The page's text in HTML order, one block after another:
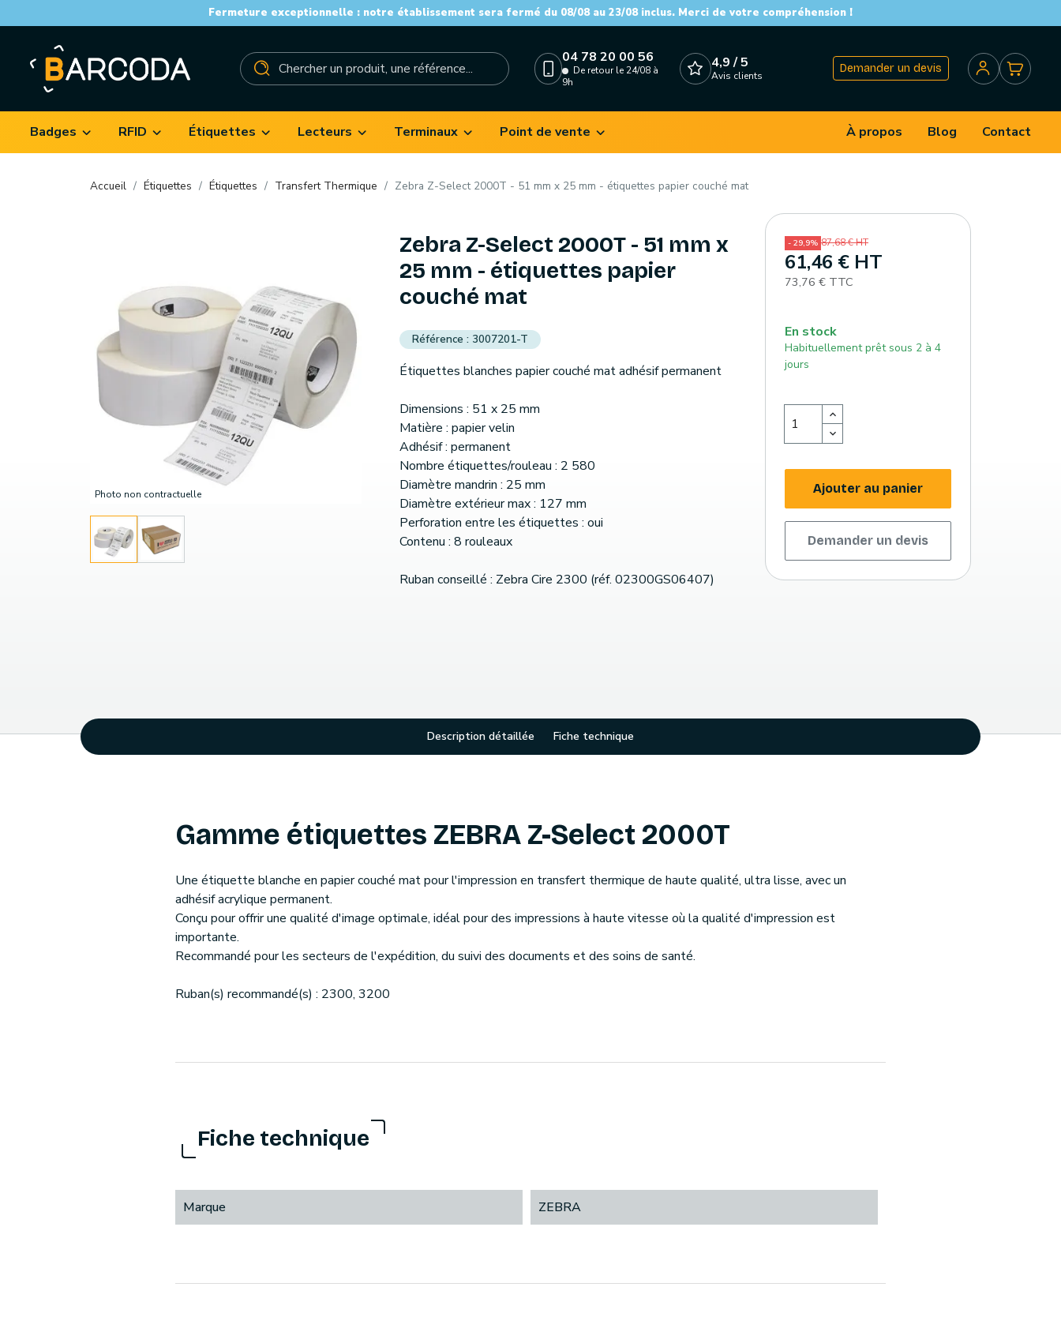
Fermeture exceptionnelle : notre établissement sera fermé du 08/08 au 23/08 inclus. Merci de votre compréhension !
04 78 20 00 56
De retour le 24/08 à
9h
4,9 / 5
Avis clients
Demander un devis
Badges RFID Étiquettes Lecteurs Terminaux Point de vente À propos Blog Contact
Accueil Étiquettes Étiquettes Transfert Thermique Zebra Z-Select 2000T - 51 mm x 25 mm - étiquettes papier couché mat
Photo non contractuelle
Zebra Z-Select 2000T - 51 mm x
25 mm - étiquettes papier
couché mat
3007201-T
Étiquettes blanches papier couché mat adhésif permanent
Dimensions : 51 x 25 mm
Matière : papier velin
Adhésif : permanent
Nombre étiquettes/rouleau : 2 580
Diamètre mandrin : 25 mm
Diamètre extérieur max : 127 mm
Perforation entre les étiquettes : oui
Contenu : 8 rouleaux
Ruban conseillé : Zebra Cire 2300 (réf. 02300GS06407)
- 29,9% 87,68 € HT
61,46 € HT
73,76 € TTC
En stock
Habituellement prêt sous 2 à 4
jours
Ajouter au panier
Demander un devis
Description détaillée Fiche technique
Gamme étiquettes ZEBRA Z-Select 2000T
Une étiquette blanche en papier couché mat pour l'impression en transfert thermique de haute qualité, ultra lisse, avec un
adhésif acrylique permanent.
Conçu pour offrir une qualité d'image optimale, idéal pour des impressions à haute vitesse où la qualité d'impression est
importante.
Recommandé pour les secteurs de l'expédition, du suivi des documents et des soins de santé.
Ruban(s) recommandé(s) : 2300, 3200
Fiche technique
Marque ZEBRA